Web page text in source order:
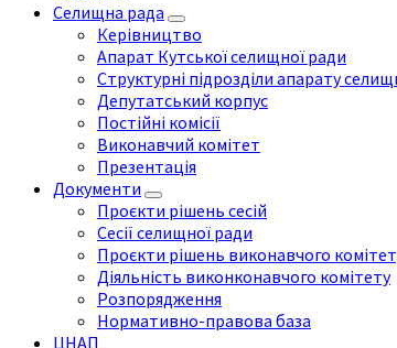
Селищна рада
Керівництво
Апарат Кутської селищної ради
Структурні підрозділи апарату
Депутатський корпус
Постійні комісії
Виконавчий комітет
Презентація
Документи
Проєкти рішень сесій
Сесії селищної ради
Проєкти рішень виконавчого
Діяльність виконконавчого комітету
Розпорядження
Нормативно-правова база
ЦНАП